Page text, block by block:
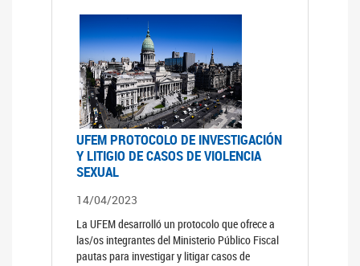
UFEM PROTOCOLO DE INVESTIGACIÓN
Y LITIGIO DE CASOS DE VIOLENCIA
SEXUAL
14/04/2023
La UFEM desarrolló un protocolo que ofrece a
las/os integrantes del Ministerio Público Fiscal
pautas para investigar y litigar casos de